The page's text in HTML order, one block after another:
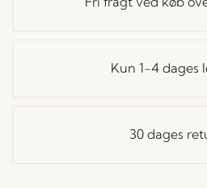
Kun 1-4 dages
30 dages